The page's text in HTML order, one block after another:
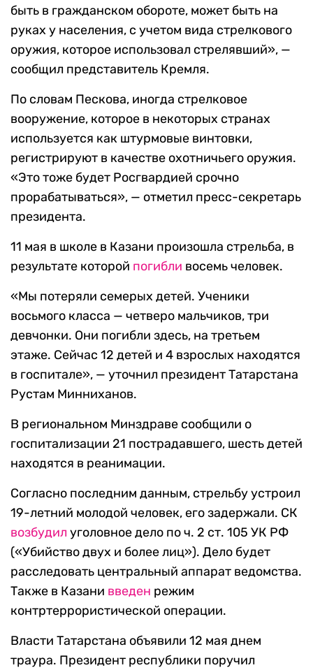
быть в гражданском обороте, может быть на
руках у населения, с учетом вида стрелкового
оружия, которое использовал стрелявший», —
сообщил представитель Кремля.
По словам Пескова, иногда стрелковое
вооружение, которое в некоторых странах
используется как штурмовые винтовки,
регистрируют в качестве охотничьего оружия.
«Это тоже будет Росгвардией срочно
прорабатываться», — отметил пресс-секретарь
президента.
11 мая в школе в Казани произошла стрельба, в
результате которой погибли восемь человек.
«Мы потеряли семерых детей. Ученики
восьмого класса — четверо мальчиков, три
девчонки. Они погибли здесь, на третьем
этаже. Сейчас 12 детей и 4 взрослых находятся
в госпитале», — уточнил президент Татарстана
Рустам Минниханов.
В региональном Минздраве сообщили о
госпитализации 21 пострадавшего, шесть детей
находятся в реанимации.
Согласно последним данным, стрельбу устроил
19-летний молодой человек, его задержали. СК
возбудил уголовное дело по ч. 2 ст. 105 УК РФ
(«Убийство двух и более лиц»). Дело будет
расследовать центральный аппарат ведомства.
Также в Казани введен режим
контртеррористической операции.
Власти Татарстана объявили 12 мая днем
траура. Президент республики поручил